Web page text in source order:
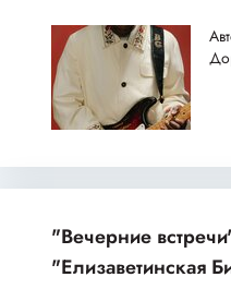
"Вечерние
"Елизаветинская